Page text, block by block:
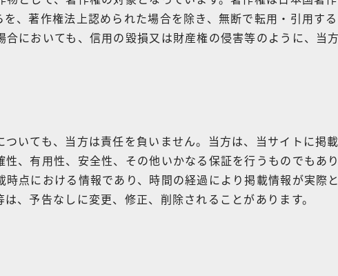
、著作権法上認められた場合を除き、無断で転用・引用す
においても、信用の毀損又は財産権の侵害等のように、当
いても、当方は責任を負いません。当方は、当サイトに掲
、有用性、安全性、その他いかなる保証を行うものでもあ
点における情報であり、時間の経過により掲載情報が実際
、予告なしに変更、修正、削除されることがあります。